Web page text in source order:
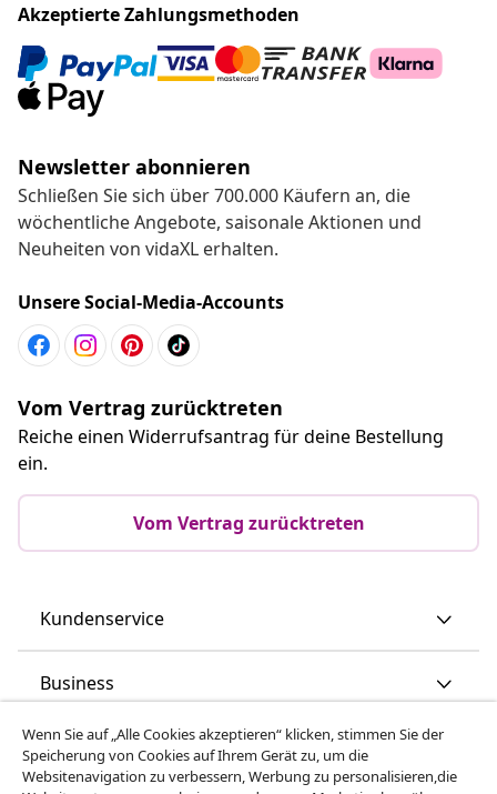
Akzeptierte Zahlungsmethoden
Newsletter abonnieren
Schließen Sie sich über 700.000 Käufern an, die
wöchentliche Angebote, saisonale Aktionen und
Neuheiten von vidaXL erhalten.
Unsere Social-Media-Accounts
Vom Vertrag zurücktreten
Reiche einen Widerrufsantrag für deine Bestellung
ein.
Vom Vertrag zurücktreten
Kundenservice
Business
vidaXL
Wenn Sie auf „Alle Cookies akzeptieren“ klicken, stimmen Sie der
Speicherung von Cookies auf Ihrem Gerät zu, um die
Websitenavigation zu verbessern, Werbung zu personalisieren,die